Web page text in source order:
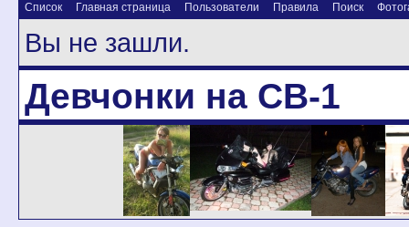
Список Главная страница Пользователи Правила Поиск
Вы не зашли.
Девчонки на CB-1